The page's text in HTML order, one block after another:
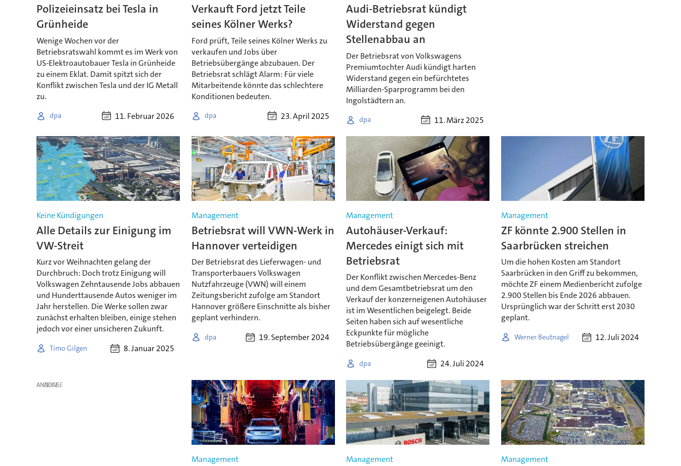
Polizeieinsatz bei Tesla in
Grünheide
Wenige Wochen vor der
Betriebsratswahl kommt es im Werk von
US-Elektroautobauer Tesla in Grünheide
zu einem Eklat. Damit spitzt sich der
Konflikt zwischen Tesla und der IG Metall
zu.
dpa 11. Februar 2026
Verkauft Ford jetzt Teile
seines Kölner Werks?
Ford prüft, Teile seines Kölner Werks zu
verkaufen und Jobs über
Betriebsübergänge abzubauen. Der
Betriebsrat schlägt Alarm: Für viele
Mitarbeitende könnte das schlechtere
Konditionen bedeuten.
dpa 23. April 2025
Audi-Betriebsrat kündigt
Widerstand gegen
Stellenabbau an
Der Betriebsrat von Volkswagens
Premiumtochter Audi kündigt harten
Widerstand gegen ein befürchtetes
Milliarden-Sparprogramm bei den
Ingolstädtern an.
dpa 11. März 2025
Keine Kündigungen
Alle Details zur Einigung im
VW-Streit
Kurz vor Weihnachten gelang der
Durchbruch: Doch trotz Einigung will
Volkswagen Zehntausende Jobs abbauen
und Hunderttausende Autos weniger im
Jahr herstellen. Die Werke sollen zwar
zunächst erhalten bleiben, einige stehen
jedoch vor einer unsicheren Zukunft.
Timo Gilgen 8. Januar 2025
Management
Betriebsrat will VWN-Werk in
Hannover verteidigen
Der Betriebsrat des Lieferwagen- und
Transporterbauers Volkswagen
Nutzfahrzeuge (VWN) will einem
Zeitungsbericht zufolge am Standort
Hannover größere Einschnitte als bisher
geplant verhindern.
dpa 19. September 2024
Management
Autohäuser-Verkauf:
Mercedes einigt sich mit
Betriebsrat
Der Konflikt zwischen Mercedes-Benz
und dem Gesamtbetriebsrat um den
Verkauf der konzerneigenen Autohäuser
ist im Wesentlichen beigelegt. Beide
Seiten haben sich auf wesentliche
Eckpunkte für mögliche
Betriebsübergänge geeinigt.
dpa 24. Juli 2024
Management
ZF könnte 2.900 Stellen in
Saarbrücken streichen
Um die hohen Kosten am Standort
Saarbrücken in den Griff zu bekommen,
möchte ZF einem Medienbericht zufolge
2.900 Stellen bis Ende 2026 abbauen.
Ursprünglich war der Schritt erst 2030
geplant.
Werner Beutnagel 12. Juli 2024
ANZEIGE
Management Management Management